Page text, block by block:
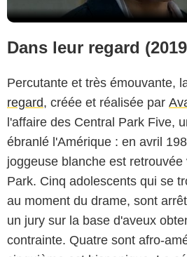
Dans leur regard
Percutante et très émouvante,
regard, créée et réalisée par
l'affaire des Central Park Five,
ébranlé l'Amérique : en avril
joggeuse blanche est retrouvée
Park. Cinq adolescents qui se
au moment du drame, sont
un jury sur la base d'aveux
contrainte. Quatre sont afro-